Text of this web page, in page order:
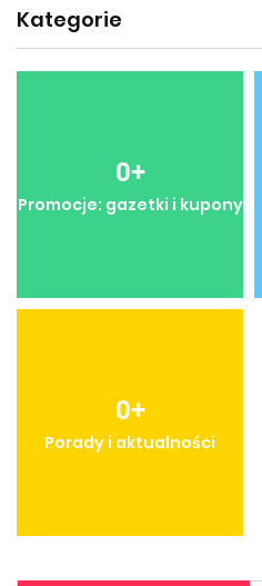
Kategorie
0+
Promocje: gazetki i kupony
0+
Porady i aktualności